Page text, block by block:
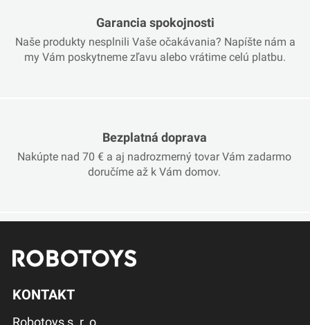
Garancia spokojnosti
Naše produkty nesplnili Vaše očakávania? Napíšte nám a
my Vám poskytneme zľavu alebo vrátime celú platbu.
Bezplatná doprava
Nakúpte nad 70 € a aj nadrozmerný tovar Vám zadarmo
doručíme až k Vám domov.
KONTAKT
Robotoys s. r. o.